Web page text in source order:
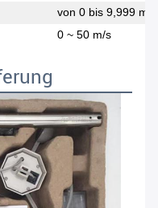
von 0 bis 9,999 mm
0 ~ 50 m/s